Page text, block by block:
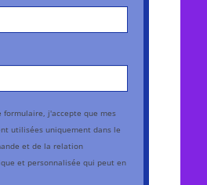
formulaire, j'accepte que mes
utilisées uniquement dans le
et de la relation
et personnalisée qui peut en